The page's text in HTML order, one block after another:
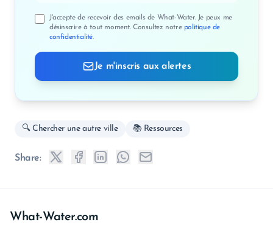
J'accepte de recevoir des emails de What-Water. Je peux me
désinscrire à tout moment. Consultez notre politique de
confidentialité.
Je m'inscris aux alertes
🔍 Chercher une autre ville 📚 Ressources
Share:
What-Water.com